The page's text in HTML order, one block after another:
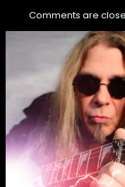
Comments are